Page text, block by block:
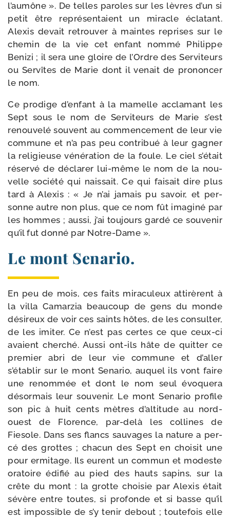
l’aumône ». De telles paroles sur les lèvres d’un si
petit être repré­sen­taient un miracle écla­tant.
Alexis devait retrou­ver à maintes reprises sur le
che­min de la vie cet enfant nom­mé Philippe
Benizi ; il sera une gloire de l’Ordre des Serviteurs
ou Servîtes de Marie dont il venait de pro­non­cer
le nom.
Ce pro­dige d’enfant à la mamelle accla­mant les
Sept sous le nom de Serviteurs de Marie s’est
renou­ve­lé sou­vent au com­men­ce­ment de leur vie
com­mune et n’a pas peu contri­bué à leur gagner
la reli­gieuse véné­ra­tion de la foule. Le ciel s’était
réser­vé de décla­rer lui-​même le nom de la nou­
velle socié­té qui nais­sait. Ce qui fai­sait dire plus
tard à Alexis : « Je n’ai jamais pu savoir, et per­
sonne autre non plus, que ce nom fût ima­gi­né par
les hommes ; aus­si, j’ai tou­jours gar­dé ce sou­ve­nir
qu’il fut don­né par Notre-Dame ».
Le mont Senario.
En peu de mois, ces faits mira­cu­leux atti­rèrent à
la vil­la Camarzia beau­coup de gens du monde
dési­reux de voir ces saints hôtes, de les consul­ter,
de les imi­ter. Ce n’est pas certes ce que ceux-​ci
avaient cher­ché. Aussi ont-​ils hâte de quit­ter ce
pre­mier abri de leur vie com­mune et d’aller
s’établir sur le mont Senario, auquel ils vont faire
une renom­mée et dont le nom seul évo­que­ra
désor­mais leur sou­ve­nir. Le mont Senario pro­file
son pic à huit cents mètres d’alti­tude au nord-​
ouest de Florence, par-​delà les col­lines de
Fiesole. Dans ses flancs sau­vages la nature a per­
cé des grottes ; cha­cun des Sept en choi­sit une
pour ermi­tage. Ils eurent un com­mun et modeste
ora­toire édi­fié au pied des hauts sapins, sur la
crête du mont : la grotte choi­sie par Alexis était
sévère entre toutes, si pro­fonde et si basse qu’il
est impos­sible de s’y tenir debout ; tou­te­fois elle